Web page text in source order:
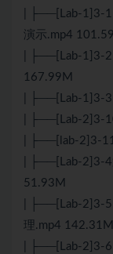
| ├──[Lab-1]3-1
演示.mp4
| ├──[Lab-1]3-
167.99M
| ├──[Lab-1]3-
| ├──[Lab-2]3-
| ├──[lab-2]3-
| ├──[Lab-2]3-4
51.93M
| ├──[Lab-2]3-5
理.mp4 142.31M
| ├──[Lab-2]3-6